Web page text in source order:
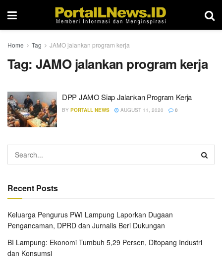
Home Tag JAMO jalankan program kerja
Tag:JAMO jalankan program kerja
DPP JAMO Siap Jalankan Program Kerja
BY PORTALL NEWS AUGUST 11, 2020 0
Recent Posts
Keluarga Pengurus PWI Lampung Laporkan Dugaan
Pengancaman, DPRD dan Jurnalis Beri Dukungan
BI Lampung: Ekonomi Tumbuh 5,29 Persen, Ditopang Industri
dan Konsumsi